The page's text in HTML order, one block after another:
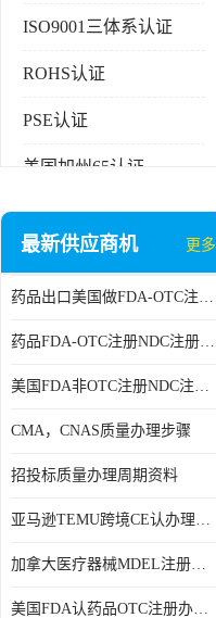
ISO9001三体系认证
ROHS认证
PSE认证
美国加州65认证
AAA信用证书
RCM，C-TICK，SAA
商标专利办理
最新供应商机 更多
药品出口美国做FDA-OTC注册NDC注册周期时间
药品FDA-OTC注册NDC注册办理资料
美国FDA非OTC注册NDC注册办理流程
CMA，CNAS质量办理步骤
招投标质量办理周期资料
亚马逊TEMU跨境CE认办理流程周期
加拿大医疗器械MDEL注册办理资料周期
美国FDA认药品OTC注册办理周期时间